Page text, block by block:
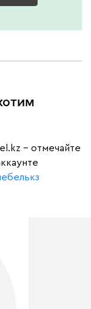
– отмечайте